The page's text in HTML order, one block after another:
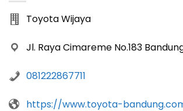
Toyota Wijaya
Jl. Raya Cimareme No.183
081222867711
https://www.toyota-